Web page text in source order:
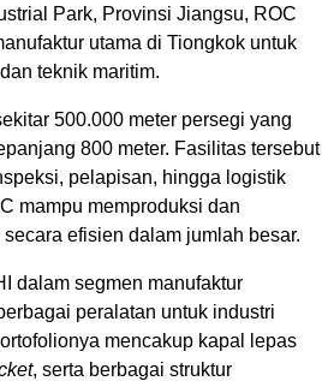
Park, Provinsi Jiangsu, ROC
utama di Tiongkok untuk
teknik maritim.
500.000 meter persegi yang
800 meter. Fasilitas tersebut
pelapisan, hingga logistik
mampu memproduksi dan
efisien dalam jumlah besar.
dalam segmen manufaktur
peralatan untuk industri
mencakup kapal lepas
, serta berbagai struktur